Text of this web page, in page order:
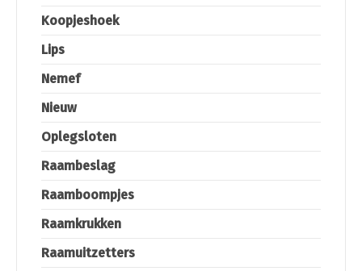
Koopjeshoek
Lips
Nemef
Nieuw
Oplegsloten
Raambeslag
Raamboompjes
Raamkrukken
Raamuitzetters